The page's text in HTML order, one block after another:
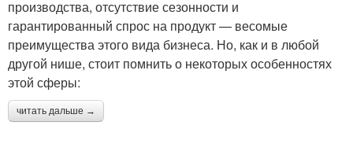
производства, отсутствие сезонности и
гарантированный спрос на продукт — весомые
преимущества этого вида бизнеса. Но, как и в любой
другой нише, стоит помнить о некоторых особенностях
этой сферы:
читать дальше →